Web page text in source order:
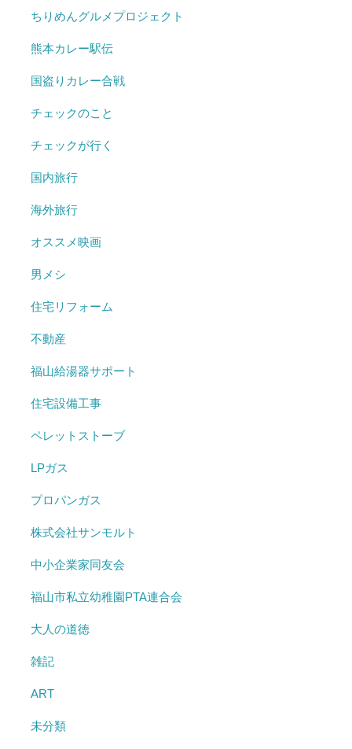
ちりめんグルメプロジェクト
熊本カレー駅伝
国盗りカレー合戦
チェックのこと
チェックが行く
国内旅行
海外旅行
オススメ映画
男メシ
住宅リフォーム
不動産
福山給湯器サポート
住宅設備工事
ペレットストーブ
LPガス
プロパンガス
株式会社サンモルト
中小企業家同友会
福山市私立幼稚園PTA連合会
大人の道徳
雑記
ART
未分類